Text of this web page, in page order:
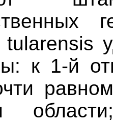
к 1-й